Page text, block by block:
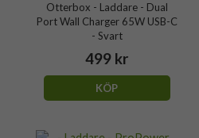
Otterbox - Laddare - Dual
Port Wall Charger 65W USB-C
- Svart
499 kr
KÖP